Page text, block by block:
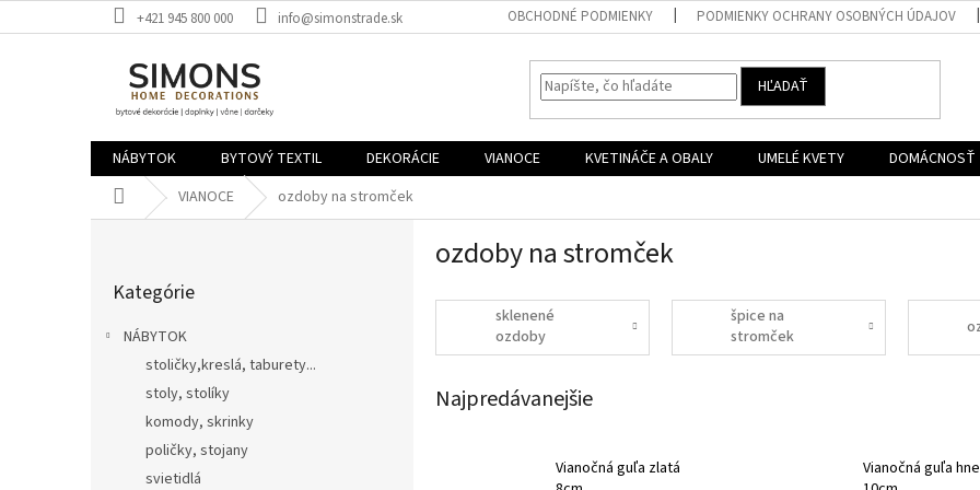
na
+421 945 800 000 info@simonstrade.sk OBCHODNÉ PODMIENKY PODMIENKY OCHRANY OSOBNÝCH ÚDAJOV
HĽADAŤ
NÁBYTOK BYTOVÝ TEXTIL DEKORÁCIE VIANOCE KVETINÁČE A OBALY UMELÉ KVETY DOMÁCNOSŤ
DomovVIANOCE ozdoby na stromček
kategórie
Kategórie
NÁBYTOK
stoličky,kreslá, taburety...
stoly, stolíky
komody, skrinky
poličky, stojany
svietidlá
ozdoby na stromček
sklenené
ozdoby
špice na
stromček
Najpredávanejšie
Vianočná guľa zlatá
Vianočná guľa